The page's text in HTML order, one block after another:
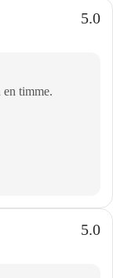
5.0
timme.
5.0